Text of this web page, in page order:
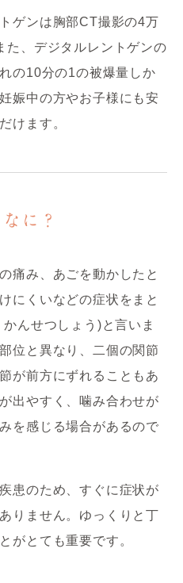
ゲンは胸部CT撮影の4万
た、デジタルレントゲンの
の10分の1の被爆量しか
娠中の方やお子様にも安
けます。
に？
痛み、あごを動かしたと
にくいなどの症状をまと
んせつしょう)と言いま
位と異なり、二個の関節
が前方にずれることもあ
出やすく、噛み合わせが
を感じる場合があるので
患のため、すぐに症状が
りません。ゆっくりと丁
がとても重要です。